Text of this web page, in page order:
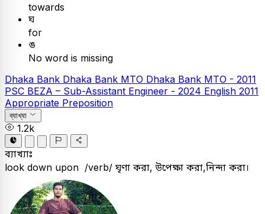
towards
ঘ
for
ঙ
No word is missing
Dhaka Bank Dhaka Bank MTO Dhaka Bank MTO - 2011
PSC BEZA – Sub-Assistant Engineer - 2024 English 2011
Appropriate Preposition
ব্যাখ্যা
1.2k
ব্যাখ্যাঃ
look down upon /verb/ ঘৃণা করা, উপেক্ষা করা,নিন্দা করা।